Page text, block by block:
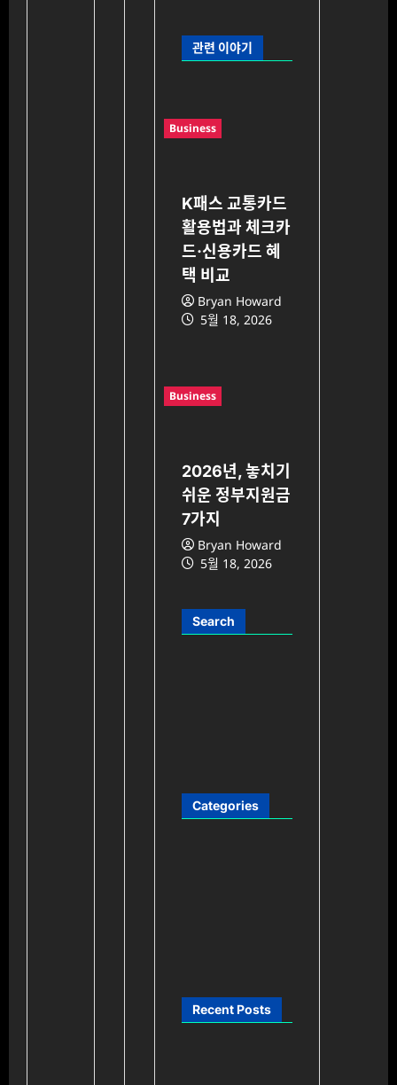
관련 이야기
Business
K패스 교통카드
활용법과 체크카
드·신용카드 혜
택 비교
Bryan Howard
5월 18, 2026
Business
2026년, 놓치기
쉬운 정부지원금
7가지
Bryan Howard
5월 18, 2026
Search
Categories
Recent Posts